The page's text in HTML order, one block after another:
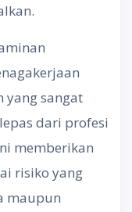
yang sangat
dari profesi
memberikan
risiko yang
maupun